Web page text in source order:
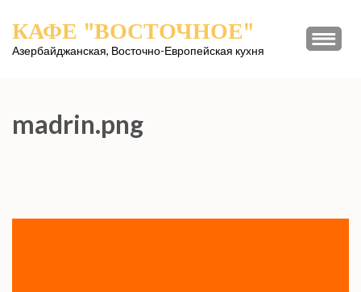
содержимому
КАФЕ "ВОСТОЧНОЕ"
Азербайджанская, Восточно-Европейская кухня
madrin.png